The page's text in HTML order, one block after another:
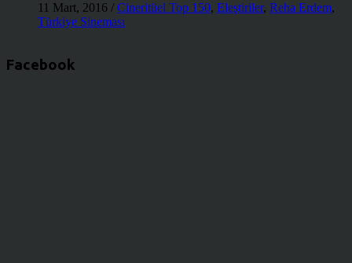
11 Mart, 2016 / Cineritüel Top 150, Eleştiriler, Reha Erdem,
Türkiye Sineması
Facebook